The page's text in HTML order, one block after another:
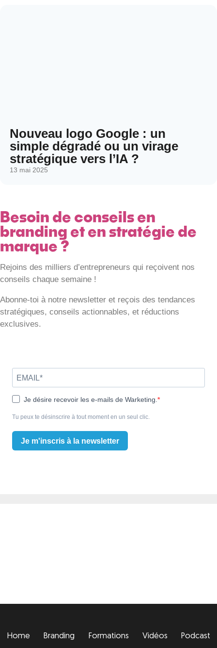
Nouveau logo Google : un
simple dégradé ou un virage
stratégique vers l’IA ?
13 mai 2025
Besoin de conseils en
branding et en stratégie de
marque ?
Rejoins des milliers d’entrepreneurs qui reçoivent nos
conseils chaque semaine !
Abonne-toi à notre newsletter et reçois des tendances
stratégiques, conseils actionnables, et réductions
exclusives.
Je désire recevoir les e-mails de Warketing.
Tu peux te désinscrire à tout moment en un seul clic.
Je m'inscris à la newsletter
Home Branding Formations Vidéos Podcast